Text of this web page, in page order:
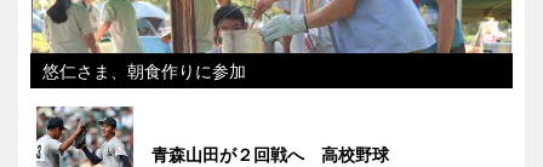
悠仁さま、朝食作りに参加
青森山田が２回戦へ 高校野球